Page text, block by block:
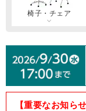
椅子・チェア
【重要なお知ら